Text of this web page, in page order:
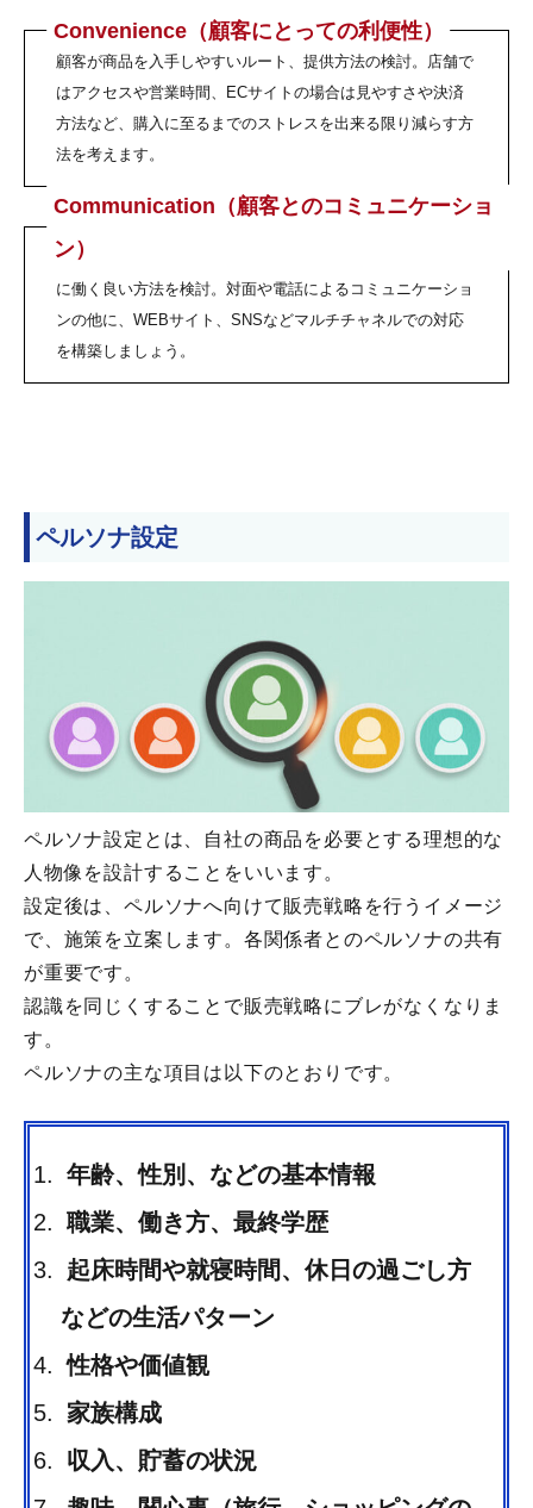
Convenience（顧客にとっての利便性）
顧客が商品を入手しやすいルート、提供方法の検討。店舗で
はアクセスや営業時間、ECサイトの場合は見やすさや決済
方法など、購入に至るまでのストレスを出来る限り減らす方
法を考えます。
Communication（顧客とのコミュニケーショ
ン）
企業側のメッセージ発信と顧客側のフィードバックが双方向
に働く良い方法を検討。対面や電話によるコミュニケーショ
ンの他に、WEBサイト、SNSなどマルチチャネルでの対応
を構築しましょう。
ペルソナ設定
ペルソナ設定とは、自社の商品を必要とする理想的な
人物像を設計することをいいます。
設定後は、ペルソナへ向けて販売戦略を行うイメージ
で、施策を立案します。各関係者とのペルソナの共有
が重要です。
認識を同じくすることで販売戦略にブレがなくなりま
す。
ペルソナの主な項目は以下のとおりです。
年齢、性別、などの基本情報
職業、働き方、最終学歴
起床時間や就寝時間、休日の過ごし方
などの生活パターン
性格や価値観
家族構成
収入、貯蓄の状況